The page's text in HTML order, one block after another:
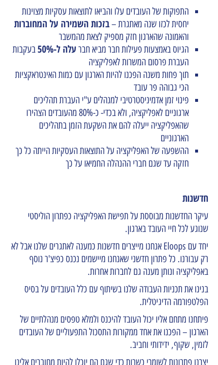
התפוקות של העובדים עלו והביאו לתוצאות עסקיות מצוינות
יחסית לכזו שנה מאתגרת –בזכות השמירה על המחוברות
והאמונה שהארגון חזק מספיק לצאת מהמשבר
הגיוס באמצעות פעילות חבר מביא חבר עלה ל-50%
בעקבות
העברת פרסום המשרות לאפליקציה
תוך פחות משנה הפכנו להיות הארגון עם כמות האינטראקציות
הכי גבוהה פר עובד
פינוי זמן אדמיניסטרטיבי למנהלים ע"י העברת תהליכים
ארגוניים לאפליקציה, ולא בכדי- כ-80% מהעובדים הצהירו
שהאפליקציה ייעלה להם את השקעת הזמן בתהליכים
הארגוניים
ההשפעה של האפליקציה על התוצאות העסקיות הייתה כל כך
חזקה עד שגם חברי ההנהלה החמיאו על כך
חדשנות
עיקר החדשנות מבוססת על תפישת האפליקציה כפתרון הוליסטי
שנוגע לכל חיי העובד בארגון.
יחד עם Eloops אנחנו מייצרים חדשנות כמענה לאתגרים שלנו אבל לא
רק עבורנו. כל פתרון חדשני שאנחנו מיישמים נכנס כפיצ'ר נוסף
באפליקציה ונותן מענה גם לחברות אחרות.
בנינו את תכניות העבודה שלנו בשיתוף עם כלל העובדים על בסיס
הפלטפורמה הדיגיטלית.
פיתחנו מתחם אליו יכול העובד להיכנס ולמלא טפסים מנהלתיים של
הארגון – הפכנו את אחד ממקורות התסכול התפעוליים של העובדים
לזמין, שקוף, ידידותי וחביב.
יצרנו פתרונות לשומרי כשרות כדי שגם הם יוכלו להיות מחוברים אלינו